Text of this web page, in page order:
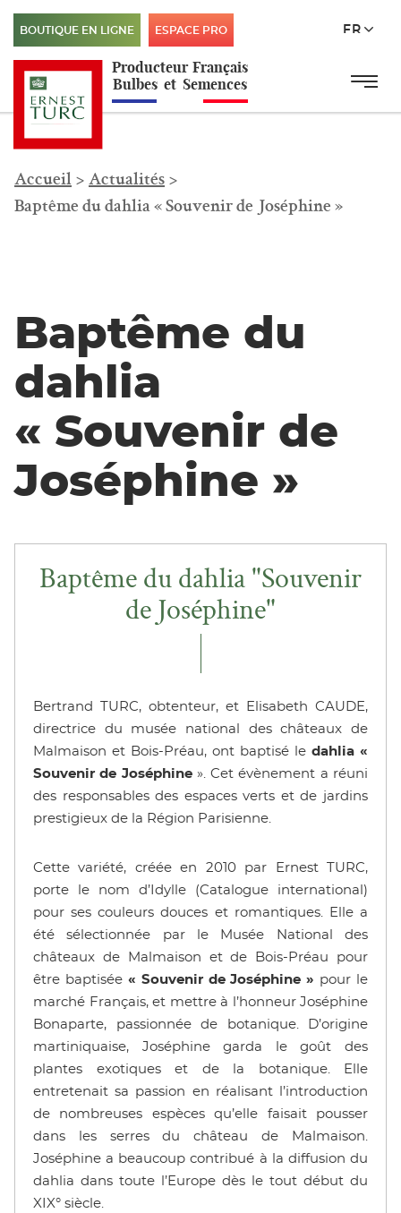
Producteur Français
Bulbes et Semences Menu principal
Menu
FR
BOUTIQUE EN LIGNE ESPACE PRO
Accueil > Actualités >
Baptême du dahlia « Souvenir de Joséphine »
Baptême du
dahlia
« Souvenir de
Joséphine »
Baptême du dahlia "Souvenir
de Joséphine"
Bertrand TURC, obtenteur, et Elisabeth CAUDE,
directrice du musée national des châteaux de
Malmaison et Bois-Préau, ont baptisé le dahlia «
Souvenir de Joséphine ». Cet évènement a réuni
des responsables des espaces verts et de jardins
prestigieux de la Région Parisienne.
Cette variété, créée en 2010 par Ernest TURC,
porte le nom d’Idylle (Catalogue international)
pour ses couleurs douces et romantiques. Elle a
été sélectionnée par le Musée National des
châteaux de Malmaison et de Bois-Préau pour
être baptisée « Souvenir de Joséphine » pour le
marché Français, et mettre à l’honneur Joséphine
Bonaparte, passionnée de botanique. D’origine
martiniquaise, Joséphine garda le goût des
plantes exotiques et de la botanique. Elle
entretenait sa passion en réalisant l’introduction
de nombreuses espèces qu’elle faisait pousser
dans les serres du château de Malmaison.
Joséphine a beaucoup contribué à la diffusion du
dahlia dans toute l’Europe dès le tout début du
XIX° siècle.